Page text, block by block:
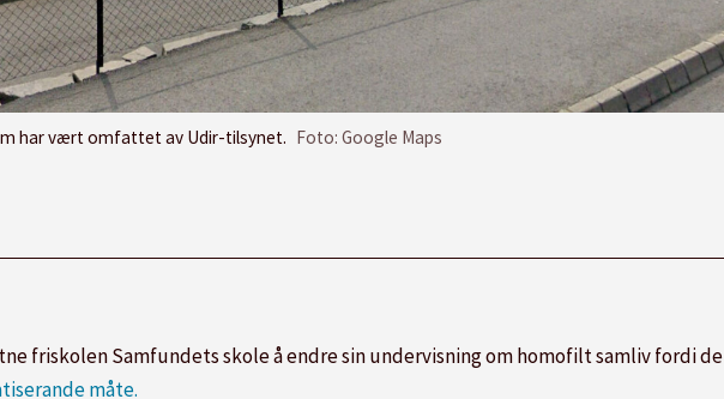
har vært omfattet av Udir-tilsynet. Foto: Google Maps
friskolen Samfundets skole å endre sin undervisning om homofilt samliv fordi de
måte.